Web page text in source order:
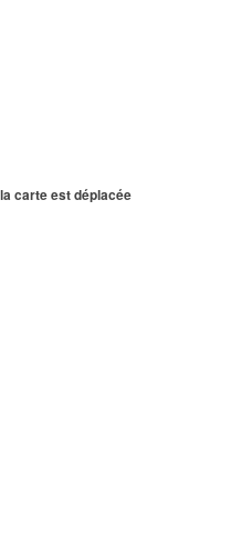
carte est déplacée